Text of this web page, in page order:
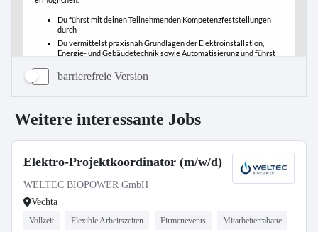
barrierefreie Version
Weitere interessante Jobs
Elektro-Projektkoordinator (m/w/d)
WELTEC BIOPOWER GmbH
Vechta
Vollzeit Flexible Arbeitszeiten Firmenevents Mitarbeiterrabatte